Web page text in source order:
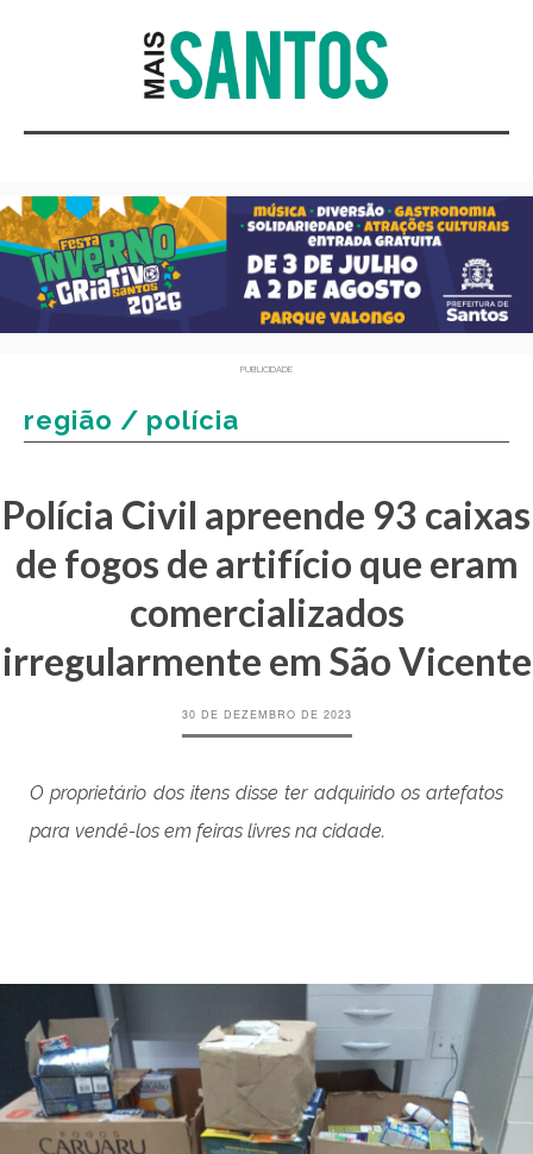
PUBLICIDADE
região / polícia
Polícia Civil apreende 93 caixas
de fogos de artifício que eram
comercializados
irregularmente em São Vicente
30 DE DEZEMBRO DE 2023
O proprietário dos itens disse ter adquirido os artefatos
para vendê-los em feiras livres na cidade.